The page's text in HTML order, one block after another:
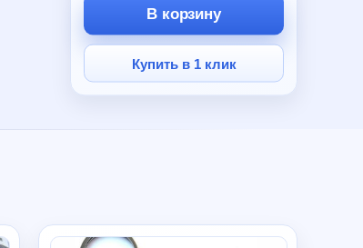
В корзину
Купить в 1 клик